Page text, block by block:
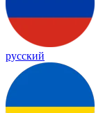
русский